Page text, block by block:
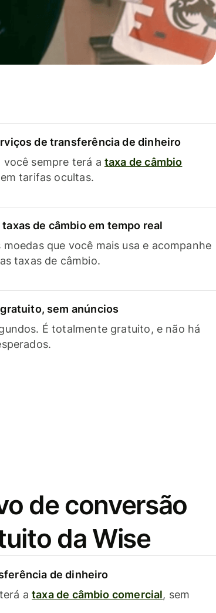
de transferência de dinheiro
você sempre terá a taxa de câmbio
tarifas ocultas.
de câmbio em tempo real
moedas que você mais usa e acompanhe
taxas de câmbio.
sem anúncios
É totalmente gratuito, e não há
de conversão
da Wise
de dinheiro
terá ataxa de câmbio comercial, sem